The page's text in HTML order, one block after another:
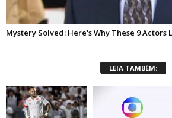
LEIA TAMBÉM: